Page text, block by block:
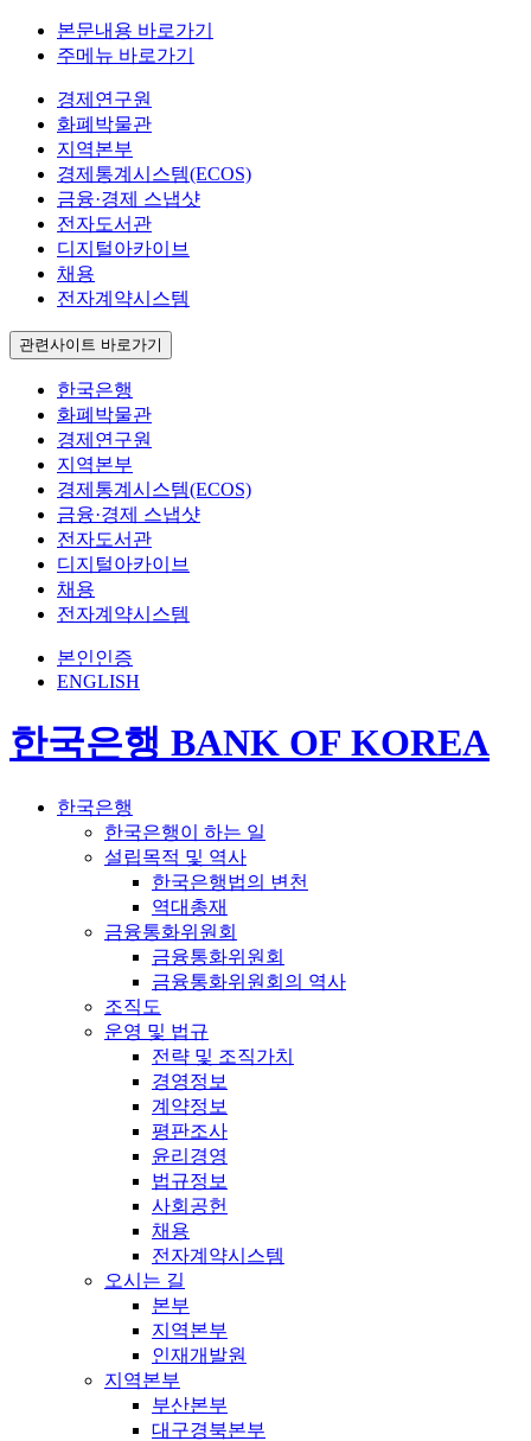
본문내용 바로가기
주메뉴 바로가기
경제연구원
화폐박물관
지역본부
경제통계시스템(ECOS)
금융·경제 스냅샷
전자도서관
디지털아카이브
채용
전자계약시스템
관련사이트 바로가기
한국은행
화폐박물관
경제연구원
지역본부
경제통계시스템(ECOS)
금융·경제 스냅샷
전자도서관
디지털아카이브
채용
전자계약시스템
본인인증
ENGLISH
한국은행 BANK OF KOREA
한국은행
한국은행이 하는 일
설립목적 및 역사
한국은행법의 변천
역대총재
금융통화위원회
금융통화위원회
금융통화위원회의 역사
조직도
운영 및 법규
전략 및 조직가치
경영정보
계약정보
평판조사
윤리경영
법규정보
사회공헌
채용
전자계약시스템
오시는 길
본부
지역본부
인재개발원
지역본부
부산본부
대구경북본부